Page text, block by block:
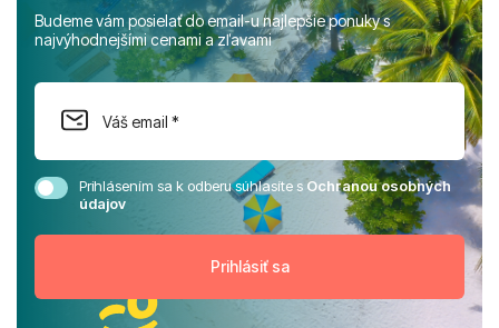
Budeme vám posielať do email-u najlepšie ponuky s
najvýhodnejšími cenami a zľavami
Prihlásením sa k odberu súhlasíte sOchranou osobných
údajov